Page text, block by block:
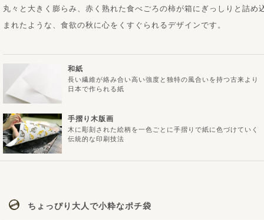
手摺り木版画
木に彫刻された絵柄を一色ごとに手摺りで紙に色づけていく
伝統的な印刷技法
和紙
長い繊維が絡み合い高い強度と独特の風合いを持つ古来より
日本で作られる紙
丸々と大きく膨らみ、赤く熟れた食べごろの柿が箱にぎっしりと詰め
まれたような、食欲の秋に心をくすぐられるデザインです。
ちょっぴり大人で小粋なポチ袋